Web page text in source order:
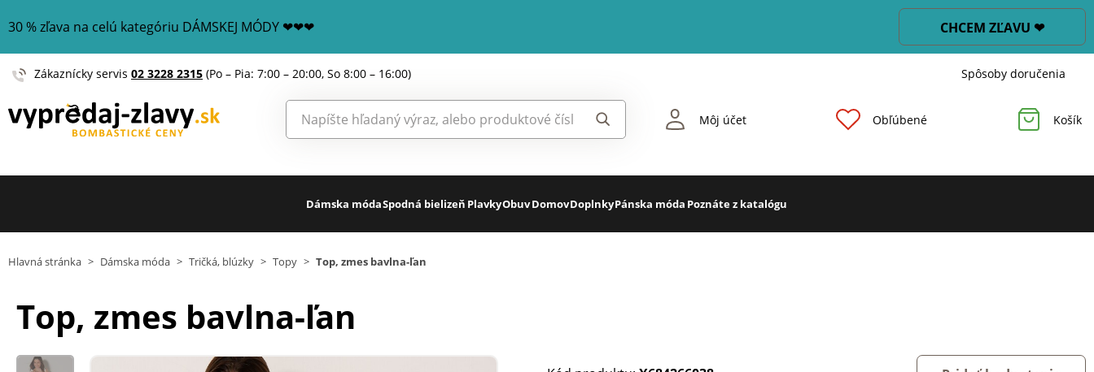
30 % zľava na celú kategóriu DÁMSKEJ MÓDY ❤❤❤ CHCEM ZĽAVU ❤
Zákaznícky servis 02 3228 2315 (Po – Pia: 7:00 – 20:00, So 8:00 – 16:00) Spôsoby doručenia
Môj účet Obľúbené Košík
Dámska módaSpodná bielizeň PlavkyObuvDomovDoplnkyPánska móda Poznáte z katalógu
Hlavná stránka > Dámska móda > Tričká, blúzky > Topy > Top, zmes bavlna-ľan
Top, zmes bavlna-ľan